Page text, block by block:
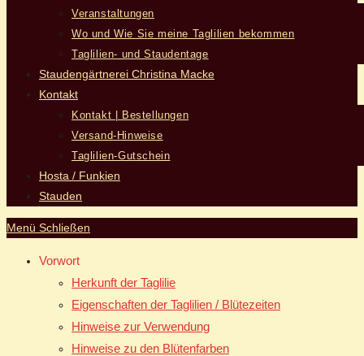
Veranstaltungen
Wo und Wie Sie meine Taglilien bekommen
Taglilien- und Staudentage
Staudengärtnerei Christina Macke
Kontakt
Kontakt | Bestellungen
Versand-Hinweise
Taglilien-Gutschein
Hosta / Funkien
Stauden
Menü Schließen
Vorwort
Herkunft der Taglilie
Eigenschaften der Taglilien / Blütezeiten
Hinweise zur Verwendung
Hinweise zu den Blütenfarben